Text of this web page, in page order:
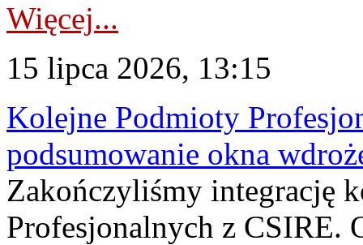
Więcej...
15 lipca 2026, 13:15
Kolejne Podmioty
podsumowanie okna
Zakończyliśmy integrację
Profesjonalnych z CSIRE.